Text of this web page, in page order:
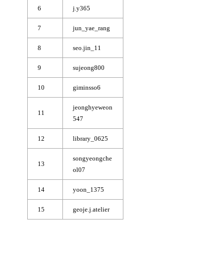
6 j.y365
7 jun_yae_rang
8 seo.jin_11
9 sujeong800
10 giminsso6
11
jeonghyeweon
547
12 library_0625
13
songyeongche
ol07
14 yoon_1375
15 geoje.j.atelier